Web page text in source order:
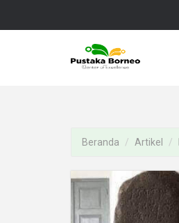
Beranda Artikel